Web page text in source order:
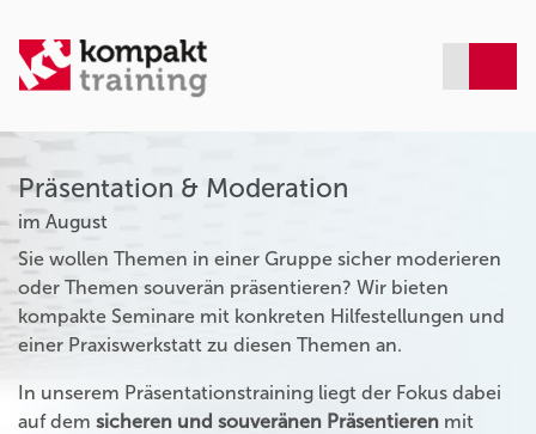
Präsentation & Moderation
im August
Sie wollen Themen in einer Gruppe sicher moderieren
oder Themen souverän präsentieren? Wir bieten
kompakte Seminare mit konkreten Hilfestellungen und
einer Praxiswerkstatt zu diesen Themen an.
In unserem Präsentationstraining liegt der Fokus dabei
auf dem sicheren und souveränen Präsentieren mit